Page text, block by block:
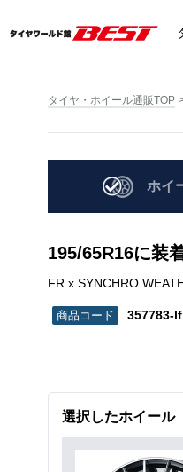
タイヤ・ホイール通販TOP
ホイ
195/65R16に装
FR x SYNCHRO
357783-
選択したホイール